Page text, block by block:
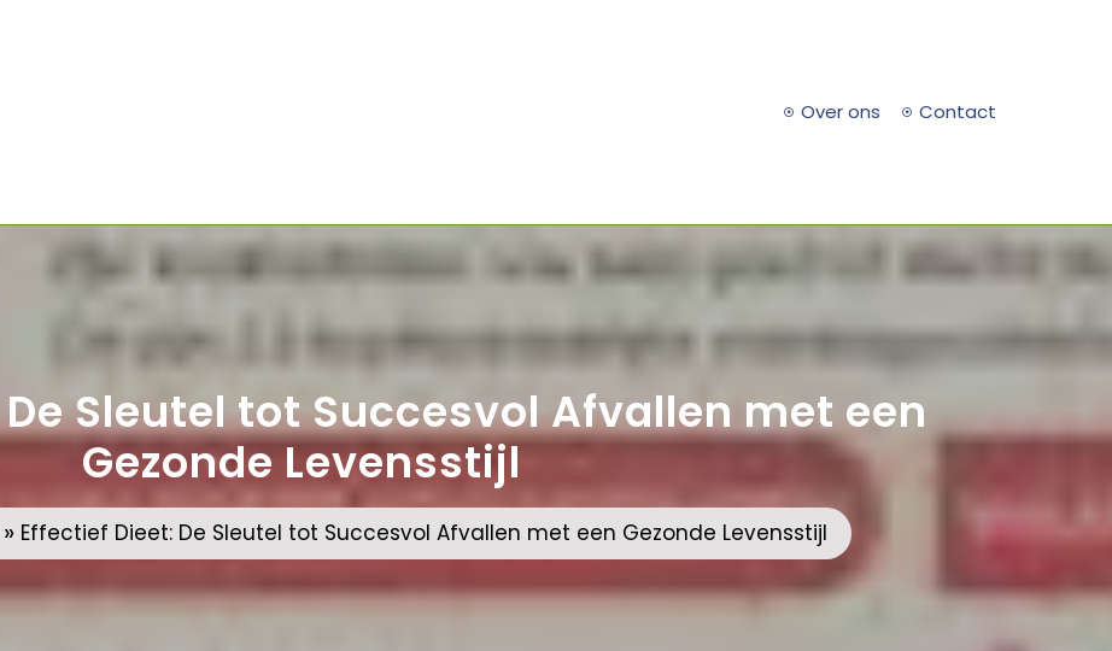
Over ons Contact
Sleutel tot Succesvol Afvallen met een
Gezonde Levensstijl
» Effectief Dieet: De Sleutel tot Succesvol Afvallen met een Gezonde Levensstijl